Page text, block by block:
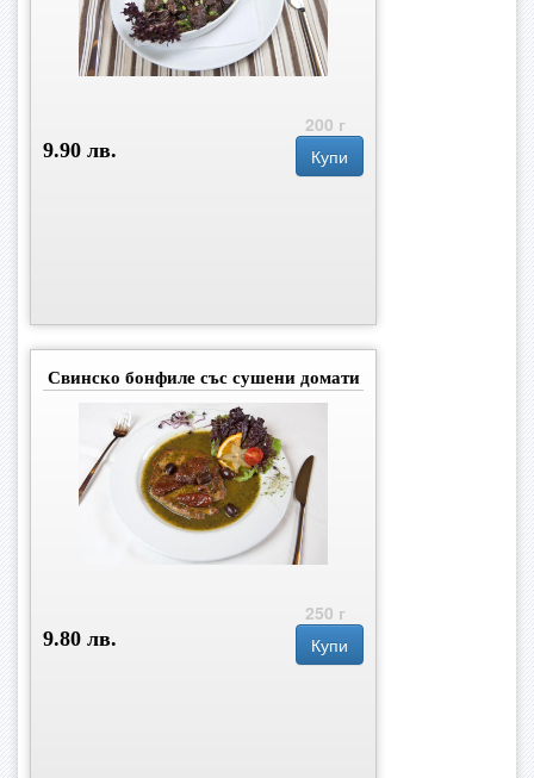
200 г
9.90 лв.
Купи
Свинско бонфиле със сушени домати
250 г
9.80 лв.
Купи